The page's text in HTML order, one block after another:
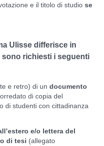
e il titolo di studio se
Ulisse differisce in
richiesti i seguenti
e retro) di un documento
di copia del
di studenti con cittadinanza
e/o lettera del
di tesi (allegato